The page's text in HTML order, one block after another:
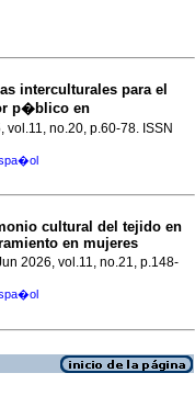
interculturales para el
p�blico en
vol.11, no.20, p.60-78. ISSN
cultural del tejido en
en mujeres
2026, vol.11, no.21, p.148-